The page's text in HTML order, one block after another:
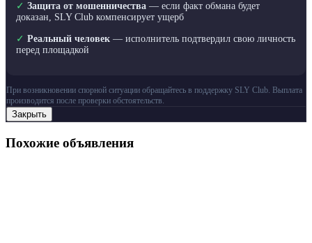
✓ Защита от мошенничества — если факт обмана будет
доказан, SLY Club компенсирует ущерб
✓ Реальный человек — исполнитель подтвердил свою личность
перед площадкой
При возникновении спорной ситуации обращайтесь в поддержку SLY Club. Выплата
производится после проверки обстоятельств.
Закрыть
Похожие объявления